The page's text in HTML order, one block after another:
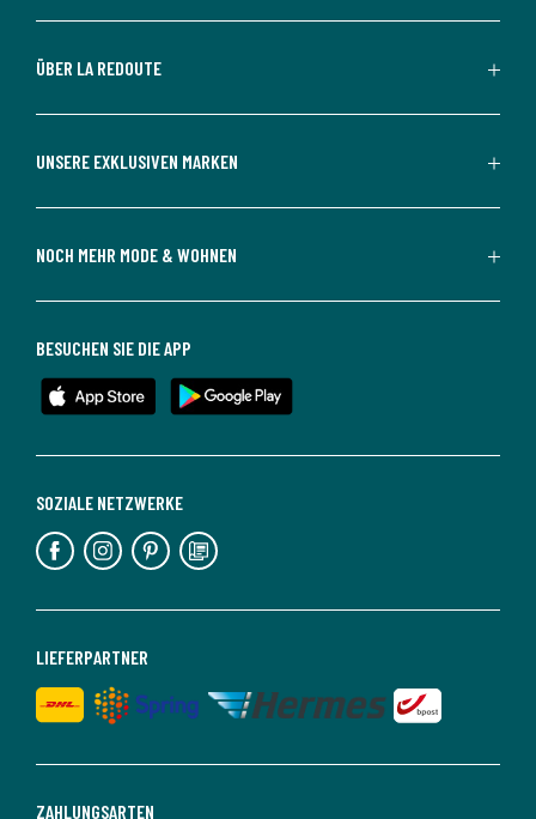
ÜBER LA REDOUTE
UNSERE EXKLUSIVEN MARKEN
NOCH MEHR MODE & WOHNEN
ZAHLUNGSARTEN
LIEFERPARTNER
SOZIALE NETZWERKE
BESUCHEN SIE DIE APP